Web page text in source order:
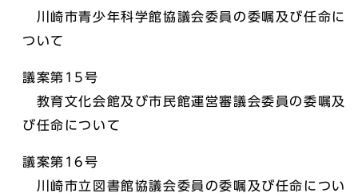
川崎市青少年科学館協議会委員の委嘱及び任命に
ついて
議案第15号
教育文化会館及び市民館運営審議会委員の委嘱及
び任命について
議案第16号
川崎市立図書館協議会委員の委嘱及び任命につい